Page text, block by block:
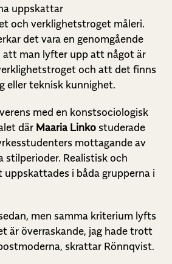
uppskattar
och verklighetstroget måleri.
det vara en genomgående
att man lyfter upp att något är
och att det finns
eller teknisk kunnighet.
med en konstsociologisk
där Maaria Linko studerade
mottagande av
stilperioder. Realistisk och
i båda grupperna i
men samma kriterium lyfts
är överraskande, jag hade trott
skrattar Rönnqvist.